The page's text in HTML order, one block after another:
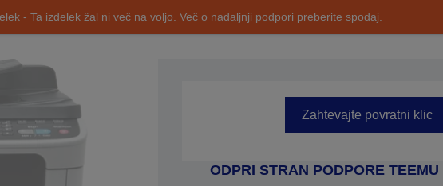
- Ta izdelek žal ni več na voljo. Več o nadaljnji podpori preberite spodaj.
Zahtevajte povratni klic
ODPRI STRAN PODPORE